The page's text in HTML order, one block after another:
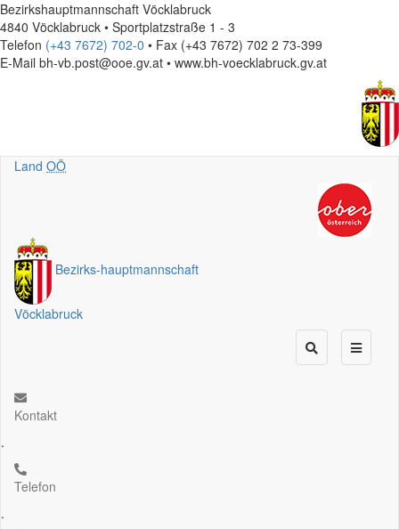
Bezirkshauptmannschaft Vöcklabruck
4840 Vöcklabruck • Sportplatzstraße 1 - 3
Telefon (+43 7672) 702-0 • Fax (+43 7672) 702 2 73-399
E-Mail bh-vb.post@ooe.gv.at • www.bh-voecklabruck.gv.at
Land OÖ
Bezirks-hauptmannschaft
Vöcklabruck
Kontakt
.
Telefon
.